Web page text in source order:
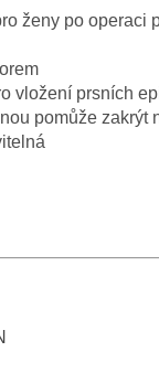
ženy po operaci
vložení prsních
pomůže zakrýt